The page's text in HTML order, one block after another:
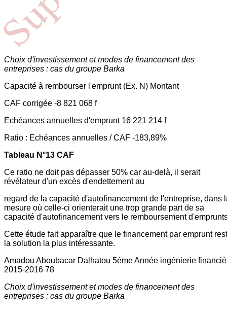
Choix d'investissement et modes de financement des
entreprises : cas du groupe Barka
Capacité à rembourser l'emprunt (Ex. N) Montant
CAF corrigée -8 821 068 f
Echéances annuelles d'emprunt 16 221 214 f
Ratio : Echéances annuelles / CAF -183,89%
Tableau N°13 CAF
Ce ratio ne doit pas dépasser 50% car au-delà, il serait
révélateur d'un excès d'endettement au
regard de la capacité d'autofinancement de l'entreprise, dans
mesure où celle-ci orienterait une trop grande part de sa
capacité d'autofinancement vers le remboursement
Cette étude fait apparaître que le financement par emprunt
la solution la plus intéressante.
Amadou Aboubacar Dalhatou 5éme Année ingénierie
2015-2016 78
Choix d'investissement et modes de financement des
entreprises : cas du groupe Barka